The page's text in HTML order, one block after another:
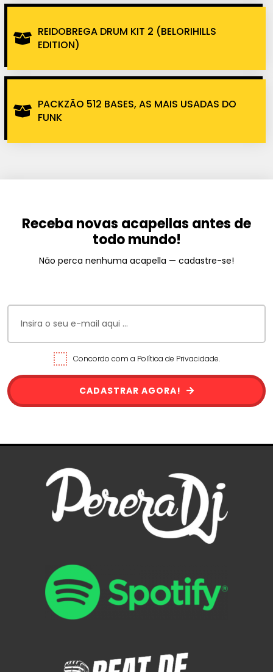
REIDOBREGA DRUM KIT 2 (BELORIHILLS
EDITION)
PACKZÃO 512 BASES, AS MAIS USADAS DO
FUNK
Receba novas acapellas antes de
todo mundo!
Não perca nenhuma acapella — cadastre-se!
Concordo com a Política de Privacidade.
CADASTRAR AGORA!